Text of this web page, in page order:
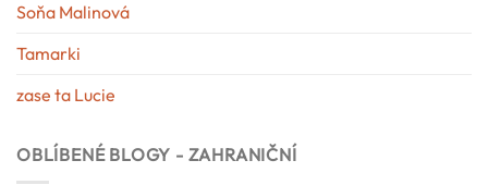
Soňa Malinová
Tamarki
zase ta Lucie
OBLÍBENÉ BLOGY - ZAHRANIČNÍ